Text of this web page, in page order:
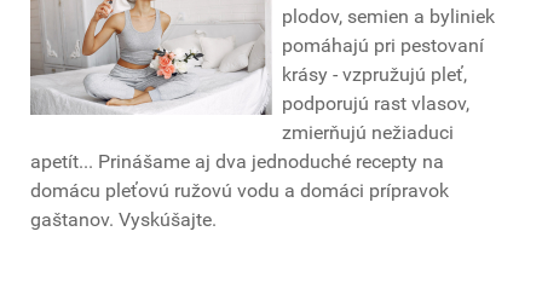
plodov, semien a byliniek
pomáhajú pri pestovaní
krásy - vzpružujú pleť,
podporujú rast vlasov,
zmierňujú nežiaduci
apetít... Prinášame aj dva jednoduché recepty na
domácu pleťovú ružovú vodu a domáci prípravok
gaštanov. Vyskúšajte.